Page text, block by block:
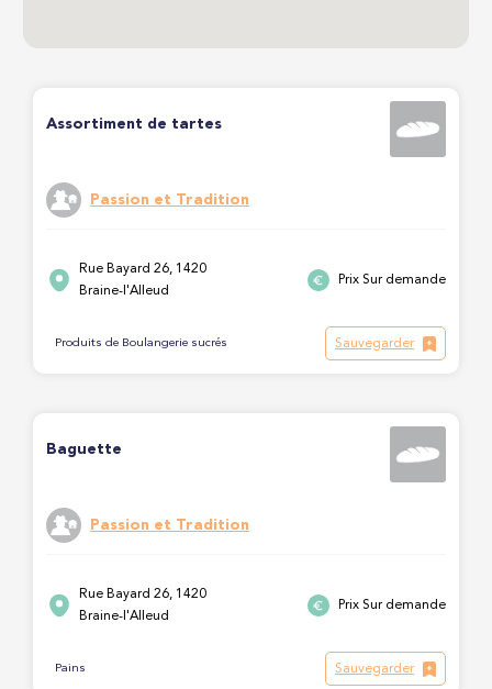
Assortiment de tartes
Passion et Tradition
Rue Bayard 26, 1420
Braine-l'Alleud
Prix Sur demande
Produits de Boulangerie sucrés Sauvegarder
Baguette
Passion et Tradition
Rue Bayard 26, 1420
Braine-l'Alleud
Prix Sur demande
Pains Sauvegarder